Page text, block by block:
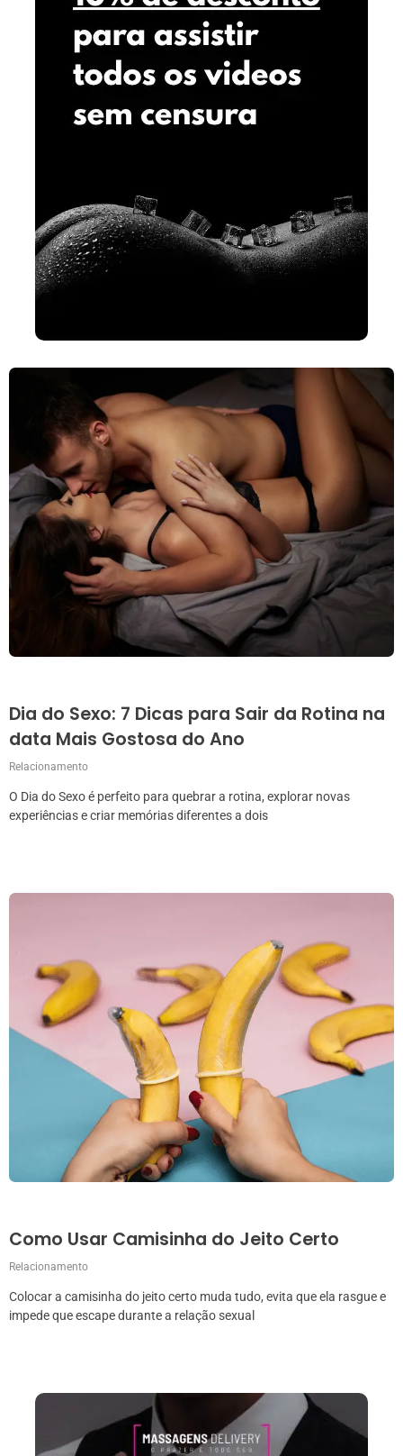
Dia do Sexo: 7 Dicas para Sair da Rotina na
data Mais Gostosa do Ano
Relacionamento
O Dia do Sexo é perfeito para quebrar a rotina, explorar novas
experiências e criar memórias diferentes a dois
Como Usar Camisinha do Jeito Certo
Relacionamento
Colocar a camisinha do jeito certo muda tudo, evita que ela rasgue e
impede que escape durante a relação sexual